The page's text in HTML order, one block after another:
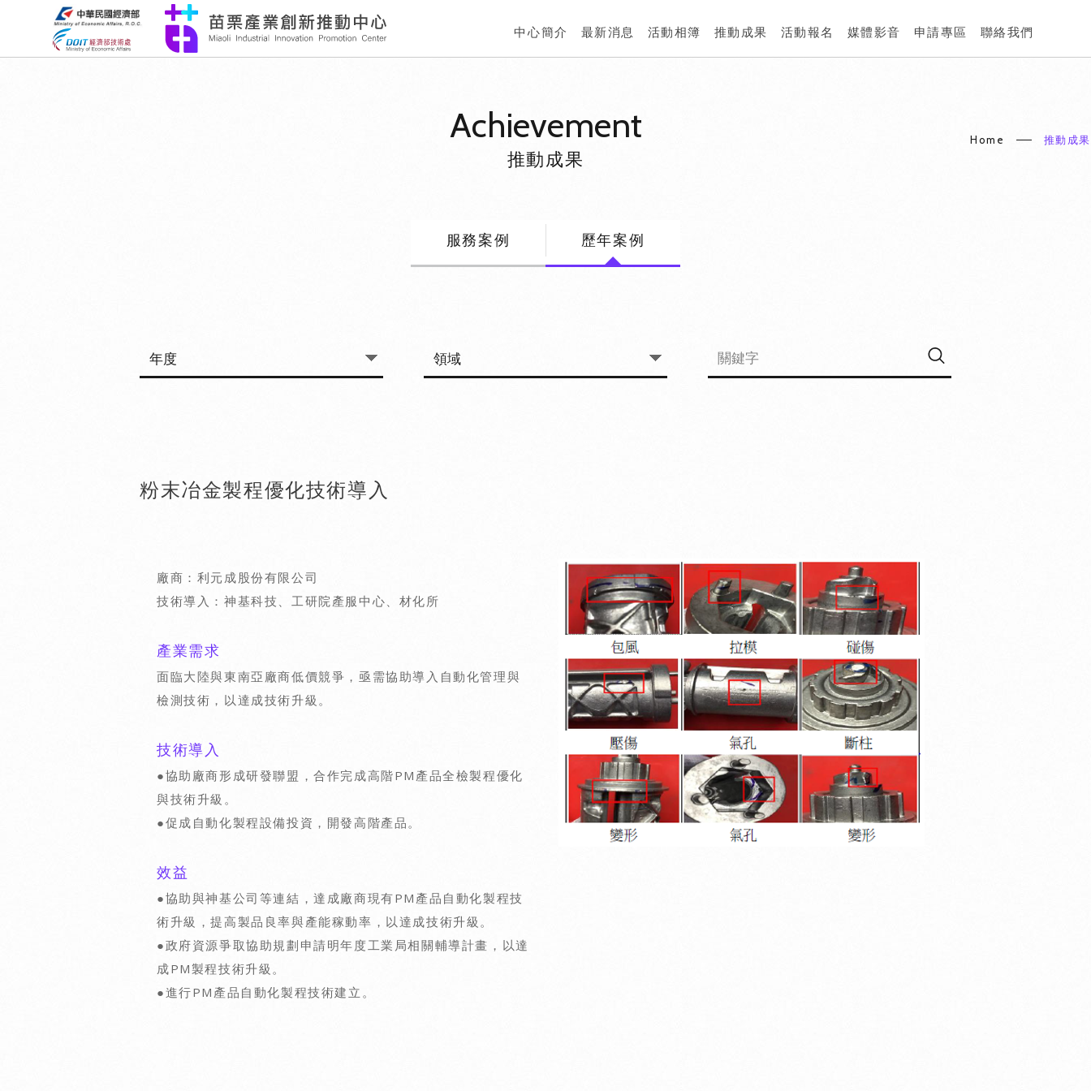
中心簡介 最新消息 活動相簿 推動成果 活動報名 媒體影音 申請專區 聯絡我們
Achievement
推動成果
Home 推動成果
服務案例 歷年案例
粉末冶金製程優化技術導入
廠商：利元成股份有限公司
技術導入：神基科技、工研院產服中心、材化所
產業需求
面臨大陸與東南亞廠商低價競爭，亟需協助導入自動化管理與
檢測技術，以達成技術升級。
技術導入
●協助廠商形成研發聯盟，合作完成高階PM產品全檢製程優化
與技術升級。
●促成自動化製程設備投資，開發高階產品。
效益
●協助與神基公司等連結，達成廠商現有PM產品自動化製程技
術升級，提高製品良率與產能稼動率，以達成技術升級。
●政府資源爭取協助規劃申請明年度工業局相關輔導計畫，以達
成PM製程技術升級。
●進行PM產品自動化製程技術建立。